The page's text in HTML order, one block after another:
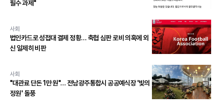
필수 과제"
사회
법인카드로 성접대 결제 정황… 축협 심판 로비 의혹에 외
신 일제히 비판
사회
"대관료 단돈 1만 원"… 전남광주통합시 공공예식장 '빛의
정원' 돌풍